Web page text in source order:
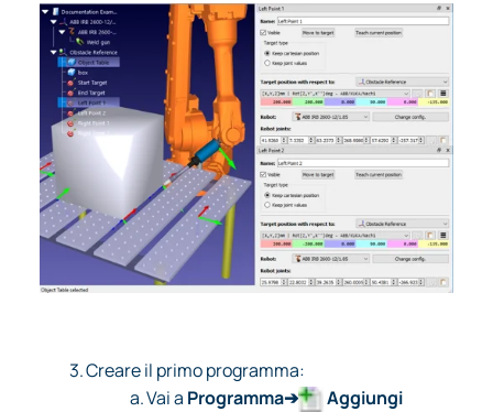
3.Creare il primo programma:
a.Vai a Programma➔
Aggiungi